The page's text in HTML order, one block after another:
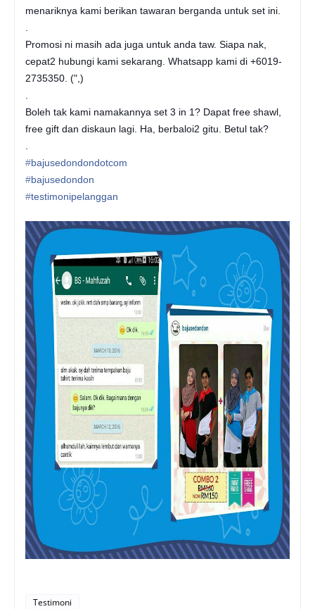
menariknya kami berikan tawaran berganda untuk set ini.
Promosi ni masih ada juga untuk anda taw. Siapa nak,
cepat2 hubungi kami sekarang. Whatsapp kami di +6019-
2735350. (",)
Boleh tak kami namakannya set 3 in 1? Dapat free shawl,
free gift dan diskaun lagi. Ha, berbaloi2 gitu. Betul tak?
‪#‎bajusedondondotcom‬
‪#‎bajusedondon‬
‪#‎testimonipelanggan‬
Testimoni